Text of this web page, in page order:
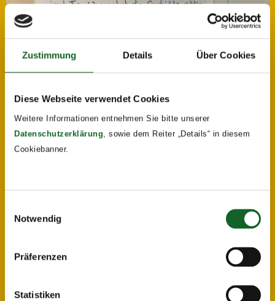
Zustimmung Details Über Cookies
Diese Webseite verwendet Cookies
Weitere Informationen entnehmen Sie bitte unserer
Datenschutzerklärung, sowie dem Reiter „Details“ in diesem
Cookiebanner.
Notwendig
Präferenzen
Statistiken